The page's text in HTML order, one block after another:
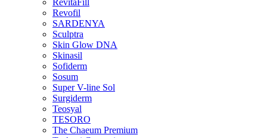
RevitaFill
Revofil
SARDENYA
Sculptra
Skin Glow DNA
Skinasil
Sofiderm
Sosum
Super V-line Sol
Surgiderm
Teosyal
TESORO
The Chaeum Premium